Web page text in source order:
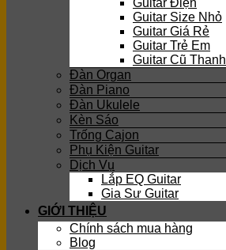
Guitar Điện
Guitar Size Nhỏ
Guitar Giá Rẻ
Guitar Trẻ Em
Guitar Cũ
Đàn Organ
Đàn Piano
Đàn Ukulele
Kèn Sáo
Trống Cajon
Phụ Kiện Guitar
Dịch Vụ
Lắp EQ Guitar
Gia Sư Guitar
GIỚI THIỆU
Chính sách mua hàng
Blog